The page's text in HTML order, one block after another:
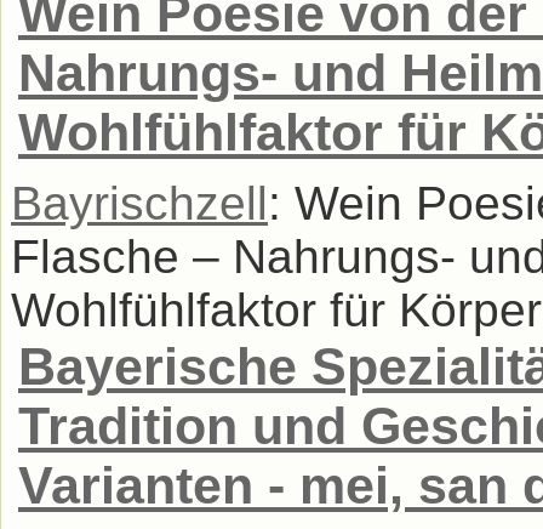
Wein Poesie von
Nahrungs- und
Wohlfühlfaktor für
Bayrischzell: Wein
Flasche – Nahrungs-
Wohlfühlfaktor für
Bayerische
Tradition und
Varianten - mei, san